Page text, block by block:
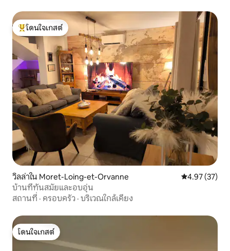
โดนใจเกสต์ที่สุด
โดนใจเกสต์
วิลล่าใน Moret-Loing-et-Orvanne คะแนนเฉลี่ย
4.97 (37)
บ้านที่ทันสมัยและอบอุ่น
สถานที่ · ครอบครัว · บริเวณใกล้เคียง
โดนใจเกสต์
โดนใจเกสต์